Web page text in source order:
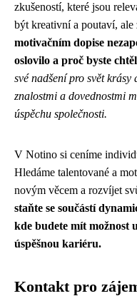
zkušeností, které jsou
být kreativní a poutaví, ale
motivačním dopise
oslovilo a proč byste
své nadšení pro svět krásy
znalostmi a dovednostmi
úspěchu společnosti.
V Notino si ceníme
Hledáme talentované a
novým věcem a rozvíjet
staňte se součástí
kde budete mít možnost
úspěšnou kariéru.
Kontakt pro